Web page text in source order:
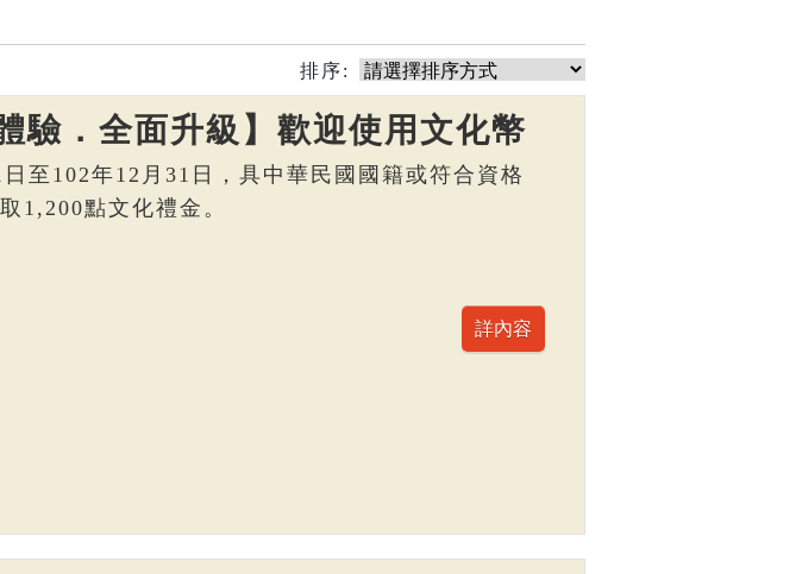
排序:
驗．全面升級】歡迎使用文化幣
至102年12月31日，具中華民國國籍或符合資格
1,200點文化禮金。